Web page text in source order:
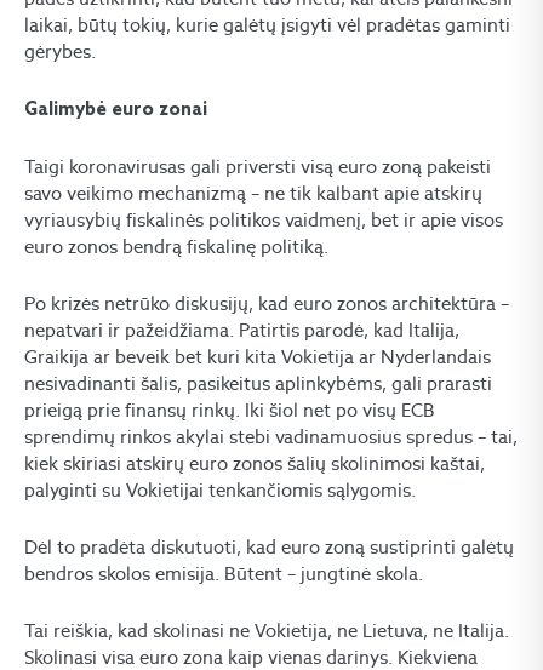
laikai, būtų tokių, kurie galėtų įsigyti vėl pradėtas gaminti
gėrybes.
Galimybė euro zonai
Taigi koronavirusas gali priversti visą euro zoną pakeisti
savo veikimo mechanizmą – ne tik kalbant apie atskirų
vyriausybių fiskalinės politikos vaidmenį, bet ir apie visos
euro zonos bendrą fiskalinę politiką.
Po krizės netrūko diskusijų, kad euro zonos architektūra –
nepatvari ir pažeidžiama. Patirtis parodė, kad Italija,
Graikija ar beveik bet kuri kita Vokietija ar Nyderlandais
nesivadinanti šalis, pasikeitus aplinkybėms, gali prarasti
prieigą prie finansų rinkų. Iki šiol net po visų ECB
sprendimų rinkos akylai stebi vadinamuosius spredus – tai,
kiek skiriasi atskirų euro zonos šalių skolinimosi kaštai,
palyginti su Vokietijai tenkančiomis sąlygomis.
Dėl to pradėta diskutuoti, kad euro zoną sustiprinti galėtų
bendros skolos emisija. Būtent – jungtinė skola.
Tai reiškia, kad skolinasi ne Vokietija, ne Lietuva, ne Italija.
Skolinasi visa euro zona kaip vienas darinys. Kiekviena